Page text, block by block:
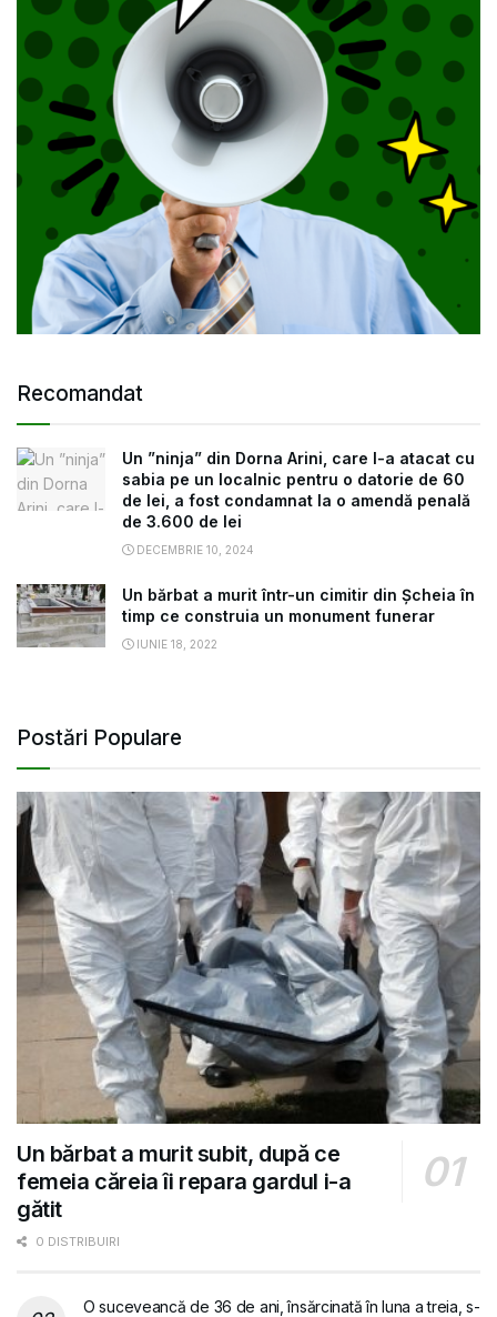
Recomandat
Un ”ninja” din Dorna Arini, care l-a atacat cu
sabia pe un localnic pentru o datorie de 60
de lei, a fost condamnat la o amendă penală
de 3.600 de lei
DECEMBRIE 10, 2024
Un bărbat a murit într-un cimitir din Șcheia în
timp ce construia un monument funerar
IUNIE 18, 2022
Postări Populare
Un bărbat a murit subit, după ce
femeia căreia îi repara gardul i-a
gătit
0 DISTRIBUIRI
O suceveancă de 36 de ani, însărcinată în luna a treia, s-